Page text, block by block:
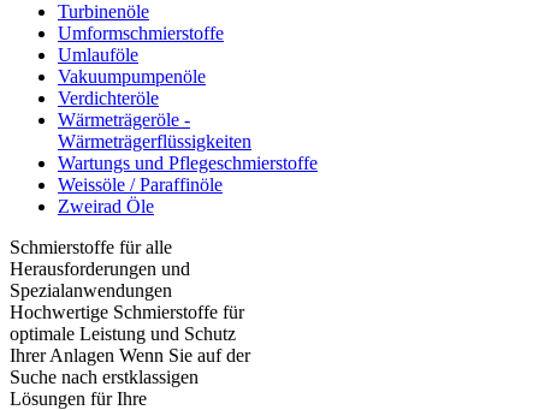
Turbinenöle
Umformschmierstoffe
Umlauföle
Vakuumpumpenöle
Verdichteröle
Wärmeträgeröle -
Wärmeträgerflüssigkeiten
Wartungs und Pflegeschmierstoffe
Weissöle / Paraffinöle
Zweirad Öle
Schmierstoffe für alle
Herausforderungen und
Spezialanwendungen
Hochwertige Schmierstoffe für
optimale Leistung und Schutz
Ihrer Anlagen Wenn Sie auf der
Suche nach erstklassigen
Lösungen für Ihre